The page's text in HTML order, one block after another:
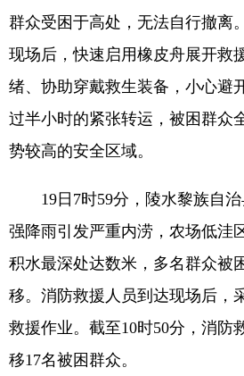
群众受困于高处，无法自行撤离
现场后，快速启用橡皮舟展开救
绪、协助穿戴救生装备，小心避
过半小时的紧张转运，被困群众
势较高的安全区域。
19日7时59分，陵水黎族自治
强降雨引发严重内涝，农场低洼
积水最深处达数米，多名群众被
移。消防救援人员到达现场后，
救援作业。截至10时50分，消防
移17名被困群众。